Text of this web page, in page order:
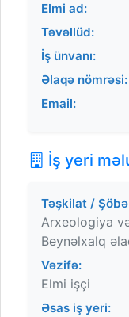
Elmi ad:
Təvəllüd:
İş ünvanı:
Əlaqə nömrəsi:
Email:
İş yeri
Təşkilat /
Arxeologiya
Beynəlxalq
Vəzifə:
Elmi işçi
Əsas iş yeri: